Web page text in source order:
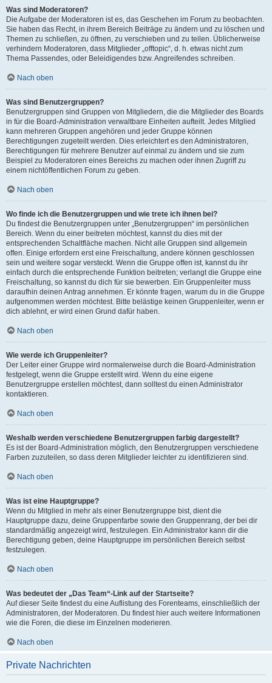
Was sind Moderatoren?
Die Aufgabe der Moderatoren ist es, das Geschehen im Forum zu beobachten.
Sie haben das Recht, in ihrem Bereich Beiträge zu ändern und zu löschen und
Themen zu schließen, zu öffnen, zu verschieben und zu teilen. Üblicherweise
verhindern Moderatoren, dass Mitglieder „offtopic“, d. h. etwas nicht zum
Thema Passendes, oder Beleidigendes bzw. Angreifendes schreiben.
Nach oben
Was sind Benutzergruppen?
Benutzergruppen sind Gruppen von Mitgliedern, die die Mitglieder des Boards
in für die Board-Administration verwaltbare Einheiten aufteilt. Jedes Mitglied
kann mehreren Gruppen angehören und jeder Gruppe können
Berechtigungen zugeteilt werden. Dies erleichtert es den Administratoren,
Berechtigungen für mehrere Benutzer auf einmal zu ändern und sie zum
Beispiel zu Moderatoren eines Bereichs zu machen oder ihnen Zugriff zu
einem nichtöffentlichen Forum zu geben.
Nach oben
Wo finde ich die Benutzergruppen und wie trete ich ihnen bei?
Du findest die Benutzergruppen unter „Benutzergruppen“ im persönlichen
Bereich. Wenn du einer beitreten möchtest, kannst du dies mit der
entsprechenden Schaltfläche machen. Nicht alle Gruppen sind allgemein
offen. Einige erfordern erst eine Freischaltung, andere können geschlossen
sein und weitere sogar versteckt. Wenn die Gruppe offen ist, kannst du ihr
einfach durch die entsprechende Funktion beitreten; verlangt die Gruppe eine
Freischaltung, so kannst du dich für sie bewerben. Ein Gruppenleiter muss
daraufhin deinen Antrag annehmen. Er könnte fragen, warum du in die Gruppe
aufgenommen werden möchtest. Bitte belästige keinen Gruppenleiter, wenn er
dich ablehnt, er wird einen Grund dafür haben.
Nach oben
Wie werde ich Gruppenleiter?
Der Leiter einer Gruppe wird normalerweise durch die Board-Administration
festgelegt, wenn die Gruppe erstellt wird. Wenn du eine eigene
Benutzergruppe erstellen möchtest, dann solltest du einen Administrator
kontaktieren.
Nach oben
Weshalb werden verschiedene Benutzergruppen farbig dargestellt?
Es ist der Board-Administration möglich, den Benutzergruppen verschiedene
Farben zuzuteilen, so dass deren Mitglieder leichter zu identifizieren sind.
Nach oben
Was ist eine Hauptgruppe?
Wenn du Mitglied in mehr als einer Benutzergruppe bist, dient die
Hauptgruppe dazu, deine Gruppenfarbe sowie den Gruppenrang, der bei dir
standardmäßig angezeigt wird, festzulegen. Ein Administrator kann dir die
Berechtigung geben, deine Hauptgruppe im persönlichen Bereich selbst
festzulegen.
Nach oben
Was bedeutet der „Das Team“-Link auf der Startseite?
Auf dieser Seite findest du eine Auflistung des Forenteams, einschließlich der
Administratoren, der Moderatoren. Du findest hier auch weitere Informationen
wie die Foren, die diese im Einzelnen moderieren.
Nach oben
Private Nachrichten